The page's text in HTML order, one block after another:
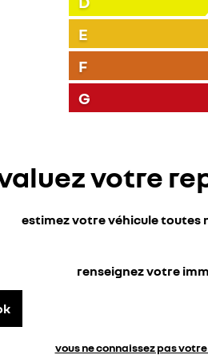
E
F
G
votre
estimez votre véhicule toutes
renseignez votre
vous ne connaissez pas